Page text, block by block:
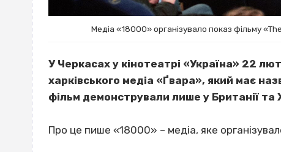
Медіа «18000» організувало показ фільму
У Черкасах у кінотеатрі «Україна» 22
харківського медіа «Ґвара», який має
фільм демонстрували лише у Британії та
Про це пише «18000» – медіа, яке